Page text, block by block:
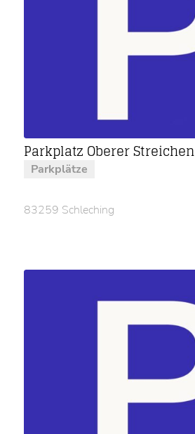
Parkplatz Oberer Streichen
Parkplätze
83259 Schleching